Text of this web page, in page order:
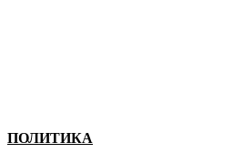
ПОЛИТИКА